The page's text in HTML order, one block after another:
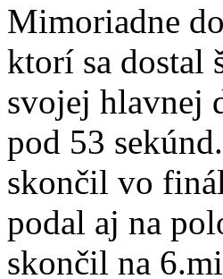
Mimoriadne
ktorí sa dostal
svojej hlavnej
pod 53
skončil vo
podal aj na
skončil na